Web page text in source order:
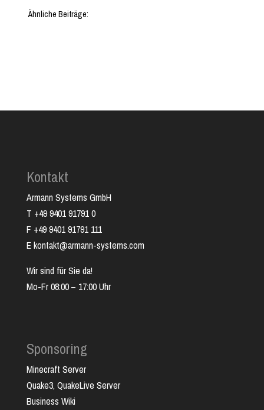
Ähnliche Beiträge:
Kontakt
Armann Systems GmbH
T +49 9401 91791 0
F +49 9401 91791 111
E kontakt@armann-systems.com
Wir sind für Sie da!
Mo-Fr 08:00 – 17:00 Uhr
Sponsoring
Minecraft Server
Quake3, QuakeLive Server
Business Wiki